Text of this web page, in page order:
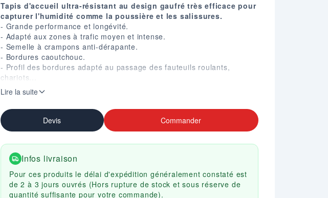
Tapis d'accueil ultra-résistant au design gaufré très efficace pour
capturer l'humidité comme la poussière et les salissures.
- Grande performance et longévité.
- Adapté aux zones à trafic moyen et intense.
- Semelle à crampons anti-dérapante.
- Bordures caoutchouc.
- Profil des bordures adapté au passage des fauteuils roulants,
chariots...
- Epaisseur : 10,5 mm.
- Poids : 4,4 kg/m².
- Classement au feu : ASTM D2859 DOC-FF-1-70.
- Coloris disponibles : Gris anthracite ou Gris clair.
Lire la suite
Devis Commander
Infos livraison
Pour ces produits le délai d'expédition généralement constaté est
de 2 à 3 jours ouvrés (Hors rupture de stock et sous réserve de
quantité suffisante pour votre commande).